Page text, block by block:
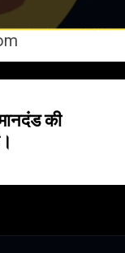
की